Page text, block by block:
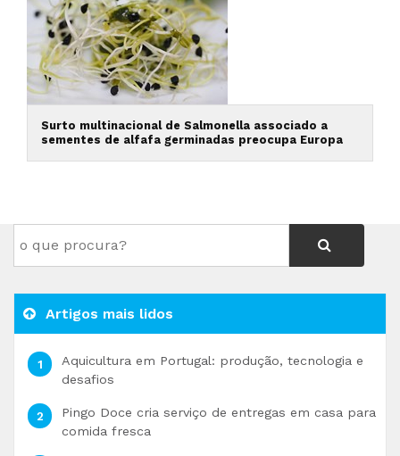
Surto multinacional de Salmonella associado a
sementes de alfafa germinadas preocupa Europa
Artigos mais lidos
Aquicultura em Portugal: produção, tecnologia e
desafios
Pingo Doce cria serviço de entregas em casa para
comida fresca